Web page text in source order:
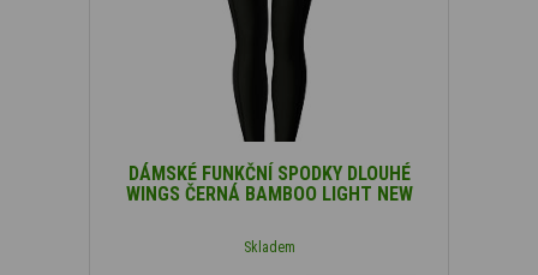
DÁMSKÉ FUNKČNÍ SPODKY DLOUHÉ
WINGS ČERNÁ BAMBOO LIGHT NEW
Skladem